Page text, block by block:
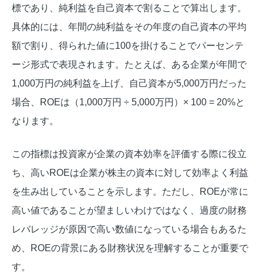
標であり、純利益を自己資本で割ることで算出します。
具体的には、年間の純利益をその年度の自己資本の平均
額で割り、得られた値に100を掛けることでパーセンテ
ージ形式で表現されます。たとえば、ある企業が年間で
1,000万円の純利益を上げ、自己資本が5,000万円だった
場合、ROEは（1,000万円 ÷ 5,000万円）× 100 = 20%と
なります。
この指標は投資家が企業の資本効率を評価する際に役立
ち、高いROEは企業が株主の資本に対して効率よく利益
を生み出していることを示します。ただし、ROEが常に
高い値であることが望ましいわけではなく、過度の財務
レバレッジが原因で高い数値になっている場合もあるた
め、ROEの背景にある財務状況を理解することが重要で
す。